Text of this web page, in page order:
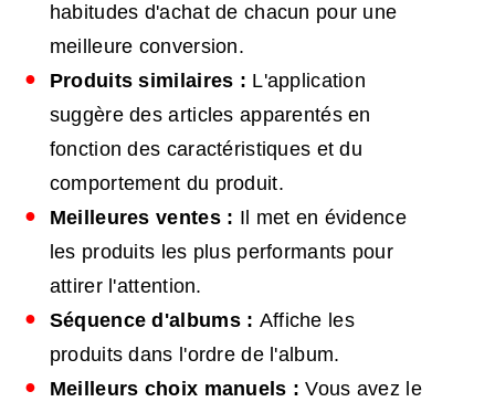
habitudes d'achat de chacun pour une
meilleure conversion.
Produits similaires : L'application
suggère des articles apparentés en
fonction des caractéristiques et du
comportement du produit.
Meilleures ventes : Il met en évidence
les produits les plus performants pour
attirer l'attention.
Séquence d'albums : Affiche les
produits dans l'ordre de l'album.
Meilleurs choix manuels :Vous avez le